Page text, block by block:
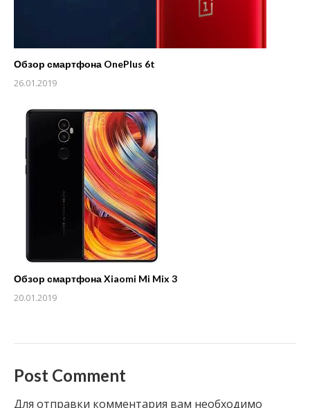
Обзор смартфона OnePlus 6t
26.01.2019
Обзор смартфона Xiaomi Mi Mix 3
20.01.2019
Post Comment
Для отправки комментария вам необходимо